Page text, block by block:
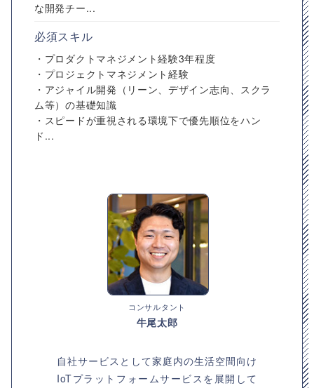
な開発チー...
必須スキル
・プロダクトマネジメント経験3年程度
・プロジェクトマネジメント経験
・アジャイル開発（リーン、デザイン志向、スクラ
ム等）の基礎知識
・スピードが重視される環境下で優先順位をハン
ド...
コンサルタント
牛尾太郎
自社サービスとして家庭内の生活空間向け
IoTプラットフォームサービスを展開して